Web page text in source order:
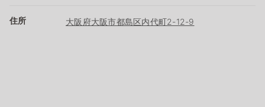
住所 大阪府大阪市都島区内代町2-12-9